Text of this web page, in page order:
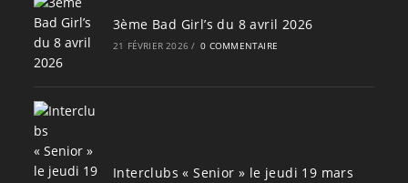
3ème Bad Girl’s du 8 avril 2026
21 FÉVRIER 2026 / 0 COMMENTAIRE
Interclubs « Senior » le jeudi 19 mars